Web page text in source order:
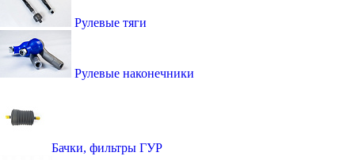
Рулевые тяги
Рулевые наконечники
Бачки, фильтры ГУР